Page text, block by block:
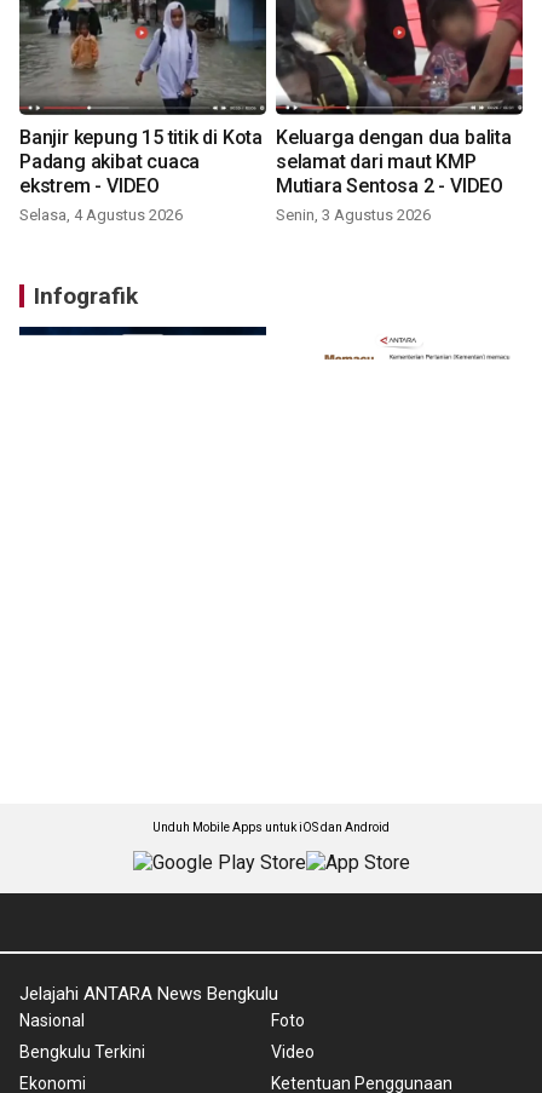
Banjir kepung 15 titik di Kota
Padang akibat cuaca
ekstrem - VIDEO
Selasa, 4 Agustus 2026
Keluarga dengan dua balita
selamat dari maut KMP
Mutiara Sentosa 2 - VIDEO
Senin, 3 Agustus 2026
Infografik
Unduh Mobile Apps untuk iOS dan Android
Jelajahi ANTARA News Bengkulu
Nasional
Bengkulu Terkini
Ekonomi
Foto
Video
Ketentuan Penggunaan